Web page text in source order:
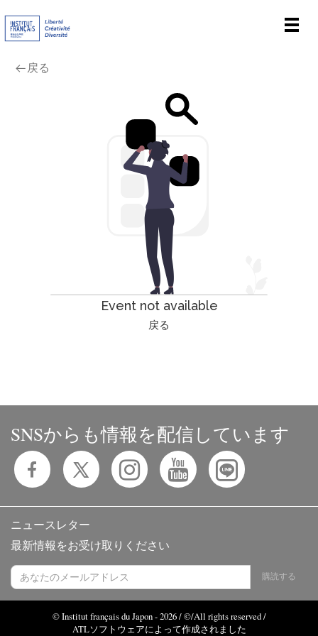
戻る
Event not available
戻る
SNSからも情報を配信しています
ニュースレター
最新情報をお受け取りください
購読する
© Institut français du Japon - 2026 / ©/All rights reserved /
ATLソフトウェアによって作成されました